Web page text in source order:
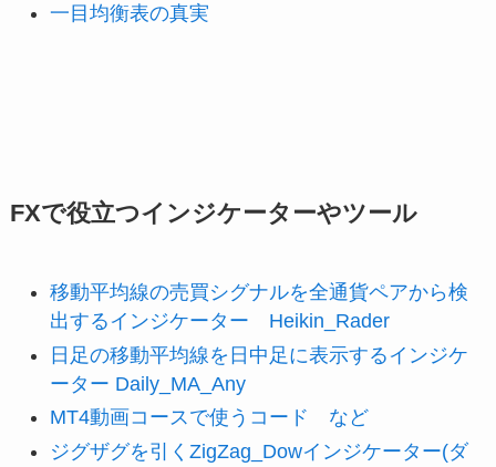
一目均衡表の真実
FXで役立つインジケーターやツール
移動平均線の売買シグナルを全通貨ペアから検
出するインジケーター Heikin_Rader
日足の移動平均線を日中足に表示するインジケ
ーター Daily_MA_Any
MT4動画コースで使うコード など
ジグザグを引くZigZag_Dowインジケーター(ダ